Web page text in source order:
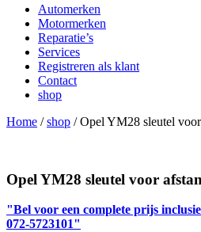
Automerken
Motormerken
Reparatie’s
Services
Registreren als klant
Contact
shop
Home /shop /Opel YM28 sleutel
Opel YM28 sleutel voor
"Bel voor een complete prijs
072-5723101"